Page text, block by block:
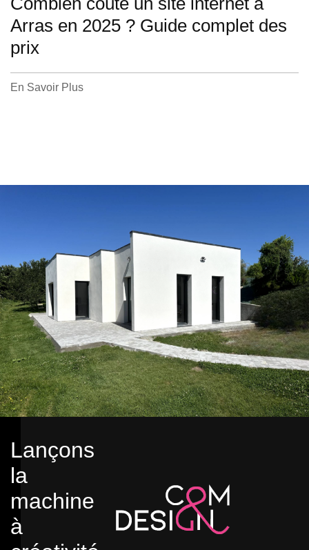
Arras en 2025 ? Guide complet des
prix
En Savoir Plus
Lançons
la
machine
à